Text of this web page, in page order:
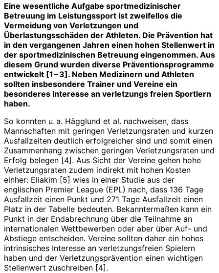
Eine wesentliche Aufgabe sportmedizi­nischer
Betreuung im Leistungssport ist zweifellos die
Vermeidung von Verletzungen und
Überlastungsschäden der Athleten. Die Prävention hat
in den vergangenen Jahren einen hohen Stellenwert in
der sportmedizinischen Betreuung eingenommen. Aus
diesem Grund wurden diverse Präventionsprogramme
entwickelt [1 – 3]. Neben Medizinern und Athleten
sollten insbesondere Trainer und Vereine ein
besonderes Interesse an verletzungs freien Sportlern
haben.
So konnten u. a. Hägglund et al. nachweisen, dass
Mannschaften mit geringen Verletzungsraten und kurzen
Ausfallzeiten deutlich erfolgreicher sind und somit einen
Zusammenhang zwischen geringen Verletzungsraten und
Erfolg belegen [4]. Aus Sicht der Vereine gehen hohe
Verletzungsraten zudem indirekt mit hohen Kosten
einher: Eliakim [5] wies in einer Studie aus der
englischen Premier League (EPL) nach, dass 136 Tage
Ausfallzeit einen Punkt und 271 Tage Ausfallzeit einen
Platz in der Tabelle bedeuten. Bekanntermaßen kann ein
Punkt in der Endabrechnung über die Teilnahme an
internationalen Wettbewerben oder aber über Auf- und
Abstiege entscheiden. Vereine sollten daher ein hohes
intrinsisches Interesse an verletzungsfreien Spielern
haben und der Verletzungsprävention einen wichtigen
Stellenwert zuschreiben [4].